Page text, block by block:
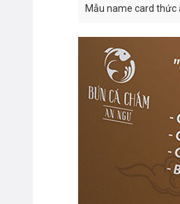
Mẫu name card thức